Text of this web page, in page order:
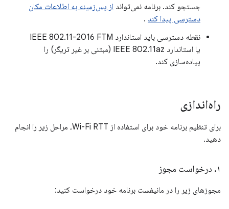
جستجو کند. برنامه نمی‌تواند از پس‌زمینه به اطلاعات مکان
دسترسی پیدا کند .
نقطه دسترسی باید استاندارد IEEE 802.11-2016 FTM
یا استاندارد IEEE 802.11az (مبتنی بر غیر تریگر) را
پیاده‌سازی کند.
راه‌اندازی
برای تنظیم برنامه خود برای استفاده از Wi-Fi RTT، مراحل زیر را انجام
دهید.
۱. درخواست مجوز
مجوزهای زیر را در مانیفست برنامه خود درخواست کنید: